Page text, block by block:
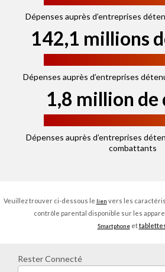
Dépenses auprès d’entreprises
142,1 millions
Dépenses auprès d’entreprises
1,8 million de
Dépenses auprès d’entreprises
combattants
Veuillez trouver ci-dessous le lien vers les
contrôle parental disponible sur les
Smartphoneet
Rester Connecté